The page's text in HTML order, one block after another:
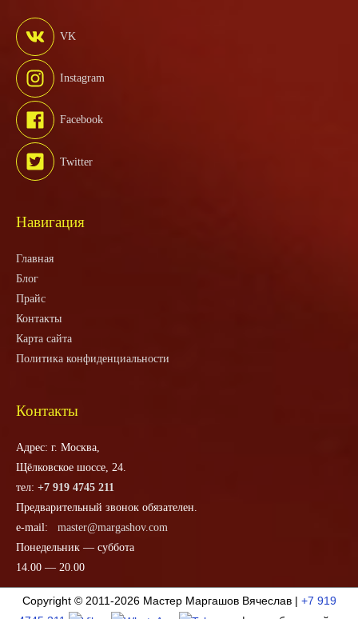
VK
Instagram
Facebook
Twitter
Навигация
Главная
Блог
Прайс
Контакты
Карта сайта
Политика конфиденциальности
Контакты
Адрес: г. Москва,
Щёлковское шоссе, 24.
тел: +7 919 4745 211
Предварительный звонок обязателен.
e-mail: master@margashov.com
Понедельник — суббота
14.00 — 20.00
Copyright © 2011-2026 Мастер Маргашов Вячеслав| +7 919